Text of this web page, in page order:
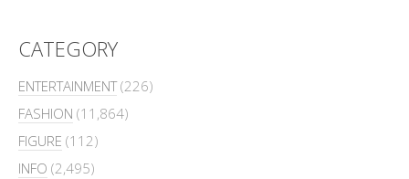
CATEGORY
ENTERTAINMENT(226)
FASHION (11,864)
FIGURE (112)
INFO (2,495)